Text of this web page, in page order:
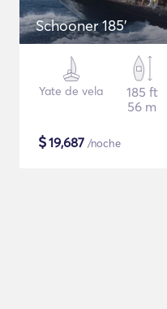
Schooner 185'
Yate de vela
185 ft
56 m
$19,687 /noche